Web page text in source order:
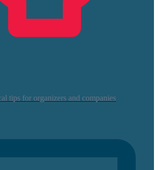
tips for organizers and companies